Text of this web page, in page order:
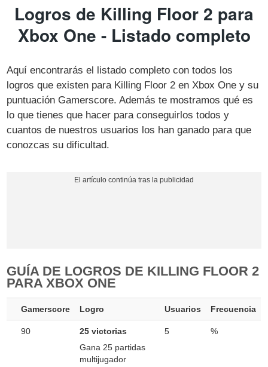
Logros de Killing Floor 2 para
Xbox One - Listado completo
Aquí encontrarás el listado completo con todos los
logros que existen para Killing Floor 2 en Xbox One y su
puntuación Gamerscore. Además te mostramos qué es
lo que tienes que hacer para conseguirlos todos y
cuantos de nuestros usuarios los han ganado para que
conozcas su dificultad.
GUÍA DE LOGROS DE KILLING FLOOR 2
PARA XBOX ONE
Gamerscore Logro Usuarios Frecuencia
90
25 victorias
Gana 25 partidas
multijugador
5 %